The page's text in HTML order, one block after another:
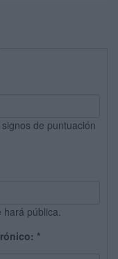
de puntuación
hará pública.
*